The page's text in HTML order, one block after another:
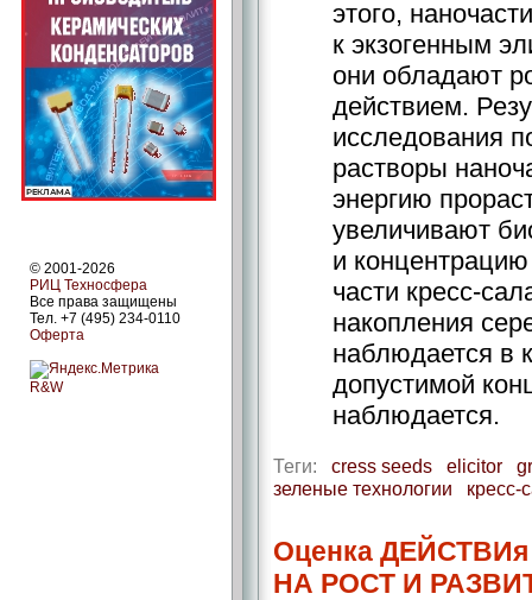
© 2001-2026
РИЦ Техносфера
Все права защищены
Тел. +7 (495) 234-0110
Оферта
R&W
этого,
к экзогенным
они обладают
действием.
исследования
растворы
энергию
увеличивают
и
части кресс-
накопления
наблюдается в
допустимой
наблюдается.
Теги: cress seeds elicitor
зеленые технологии
кресс-
Оценка
НА РОСТ И